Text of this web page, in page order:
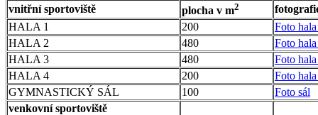
vnitřní sportoviště plocha v m2
HALA 1
200
Foto
HALA 2
480
Foto
HALA 3
480
Foto
HALA 4
200
Foto
GYMNASTICKÝ SÁL
100
Foto sál
venkovní sportoviště